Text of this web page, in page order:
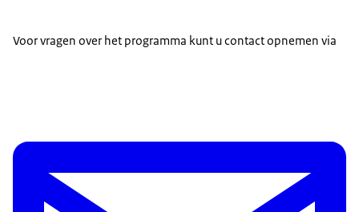
Voor vragen over het programma kunt u contact opnemen via